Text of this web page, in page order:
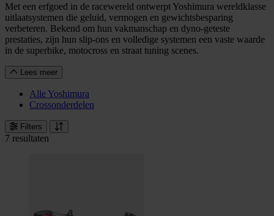
Met een erfgoed in de racewereld ontwerpt Yoshimura wereldklasse
uitlaatsystemen die geluid, vermogen en gewichtsbesparing
verbeteren. Bekend om hun vakmanschap en dyno-geteste
prestaties, zijn hun slip-ons en volledige systemen een vaste waarde
in de superbike, motocross en straat tuning scenes.
Lees meer
Alle Yoshimura
Crossonderdelen
Filters
7 resultaten